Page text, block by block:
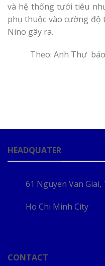
và hệ thống tưới tiêu
phụ thuộc vào cường độ
Nino gây ra.
Theo: Anh Thư báo
HEADQUATER
61 Nguyen Van
Ho Chi Minh City
CONTACT